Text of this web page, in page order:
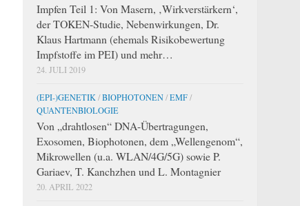
Impfen Teil 1: Von Masern, ‚Wirkverstärkern‘,
der TOKEN-Studie, Nebenwirkungen, Dr.
Klaus Hartmann (ehemals Risikobewertung
Impfstoffe im PEI) und mehr…
24. JULI 2019
(EPI-)GENETIK /BIOPHOTONEN/EMF/
QUANTENBIOLOGIE
Von „drahtlosen“ DNA-Übertragungen,
Exosomen, Biophotonen, dem „Wellengenom“,
Mikrowellen (u.a. WLAN/4G/5G) sowie P.
Gariaev, T. Kanchzhen und L. Montagnier
20. APRIL 2022